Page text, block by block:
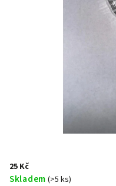
25 Kč
Skladem (>5 ks)